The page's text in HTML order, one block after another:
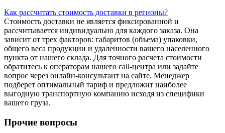
Как рассчитать стоимость доставки в регионы?
Стоимость доставки не является фиксированной и
рассчитывается индивидуально для каждого заказа. Она
зависит от трех факторов: габаритов (объема) упаковки,
общего веса продукции и удаленности вашего населенного
пункта от нашего склада. Для точного расчета стоимости
обратитесь к операторам нашего call-центра или задайте
вопрос через онлайн-консультант на сайте. Менеджер
подберет оптимальный тариф и предложит наиболее
выгодную транспортную компанию исходя из специфики
вашего груза.
Прочие вопросы